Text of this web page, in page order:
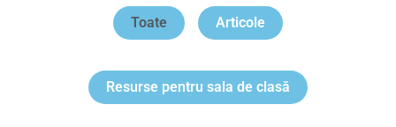
Toate Articole
Resurse pentru sala de clasă